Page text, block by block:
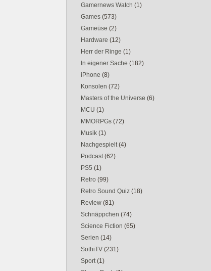
Gamernews Watch (1)
Games (573)
Gameüse (2)
Hardware (12)
Herr der Ringe (1)
In eigener Sache (182)
iPhone (8)
Konsolen (72)
Masters of the Universe (6)
MCU (1)
MMORPGs (72)
Musik (1)
Nachgespielt (4)
Podcast (62)
PS5 (1)
Retro (99)
Retro Sound Quiz (18)
Review (81)
Schnäppchen (74)
Science Fiction (65)
Serien (14)
SothiTV (231)
Sport (1)